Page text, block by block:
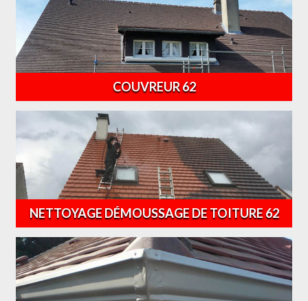
COUVREUR 62
NETTOYAGE DÉMOUSSAGE DE TOITURE 62